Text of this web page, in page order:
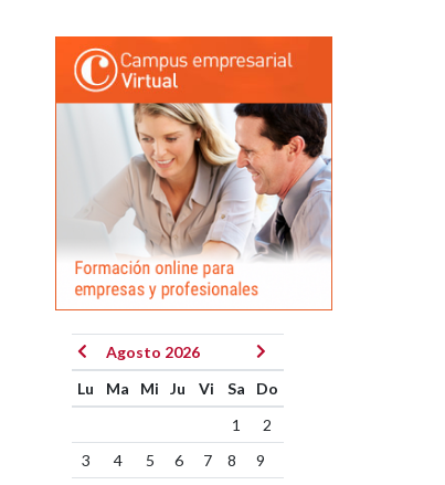
Agosto 2026
Lu
Ma Mi Ju Vi Sa
Do
1
2
3
4 5 6 7 8
9